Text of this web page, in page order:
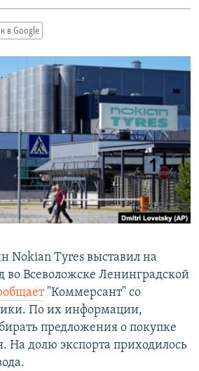
РАССЫЛКУ
в Google
Nokian Tyres выставил на
во Всеволожске Ленинградской
"Коммерсант" со
По их информации,
предложения о покупке
На долю экспорта приходилось